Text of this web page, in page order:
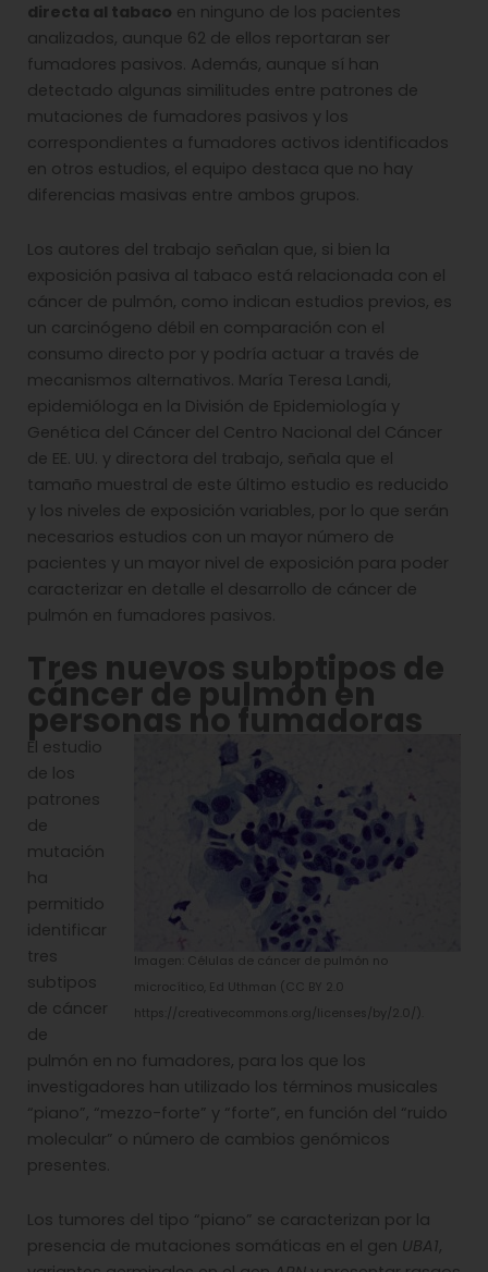
directa al tabaco en ninguno de los pacientes
analizados, aunque 62 de ellos reportaran ser
fumadores pasivos. Además, aunque sí han
detectado algunas similitudes entre patrones de
mutaciones de fumadores pasivos y los
correspondientes a fumadores activos identificados
en otros estudios, el equipo destaca que no hay
diferencias masivas entre ambos grupos.
Los autores del trabajo señalan que, si bien la
exposición pasiva al tabaco está relacionada con el
cáncer de pulmón, como indican estudios previos, es
un carcinógeno débil en comparación con el
consumo directo por y podría actuar a través de
mecanismos alternativos. María Teresa Landi,
epidemióloga en la División de Epidemiología y
Genética del Cáncer del Centro Nacional del Cáncer
de EE. UU. y directora del trabajo, señala que el
tamaño muestral de este último estudio es reducido
y los niveles de exposición variables, por lo que serán
necesarios estudios con un mayor número de
pacientes y un mayor nivel de exposición para poder
caracterizar en detalle el desarrollo de cáncer de
pulmón en fumadores pasivos.
Tres nuevos subptipos de
cáncer de pulmón en
personas no fumadoras
Imagen: Células de cáncer de pulmón no
microcítico, Ed Uthman (CC BY 2.0
https://creativecommons.org/licenses/by/2.0/).
El estudio
de los
patrones
de
mutación
ha
permitido
identificar
tres
subtipos
de cáncer
de
pulmón en no fumadores, para los que los
investigadores han utilizado los términos musicales
“piano”, “mezzo-forte” y “forte”, en función del “ruido
molecular” o número de cambios genómicos
presentes.
Los tumores del tipo “piano” se caracterizan por la
presencia de mutaciones somáticas en el gen UBA1,